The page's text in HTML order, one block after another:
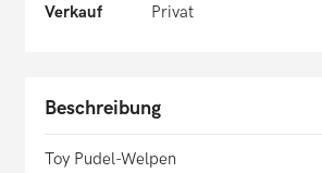
Verkauf
Privat
Beschreibung
Toy Pudel-Welpen